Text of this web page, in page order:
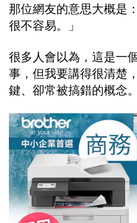
那位網友的意思大概是
很不容易。」
很多人會以為，這是一
事，但我要講得很清楚
鍵、卻常被搞錯的概念。